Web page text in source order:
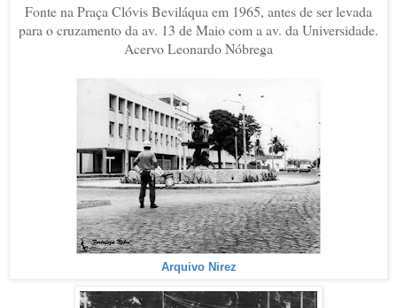
Fonte na Praça Clóvis Beviláqua em 1965, antes de ser levada
para o cruzamento da av. 13 de Maio com a av. da Universidade.
Acervo Leonardo Nóbrega
Arquivo Nirez